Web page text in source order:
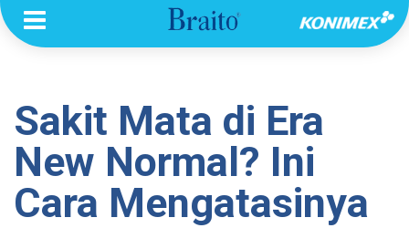
Sakit Mata di Era
New Normal? Ini
Cara Mengatasinya